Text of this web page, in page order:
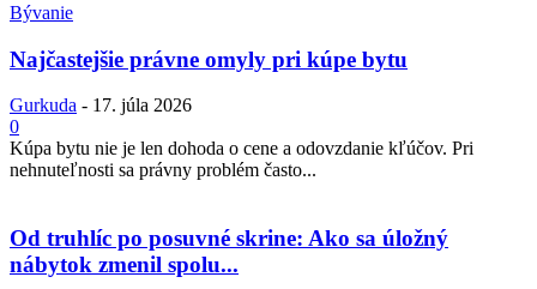
Bývanie
Najčastejšie právne omyly pri kúpe bytu
Gurkuda - 17. júla 2026
0
Kúpa bytu nie je len dohoda o cene a odovzdanie kľúčov. Pri
nehnuteľnosti sa právny problém často...
Od truhlíc po posuvné skrine: Ako sa úložný
nábytok zmenil spolu...